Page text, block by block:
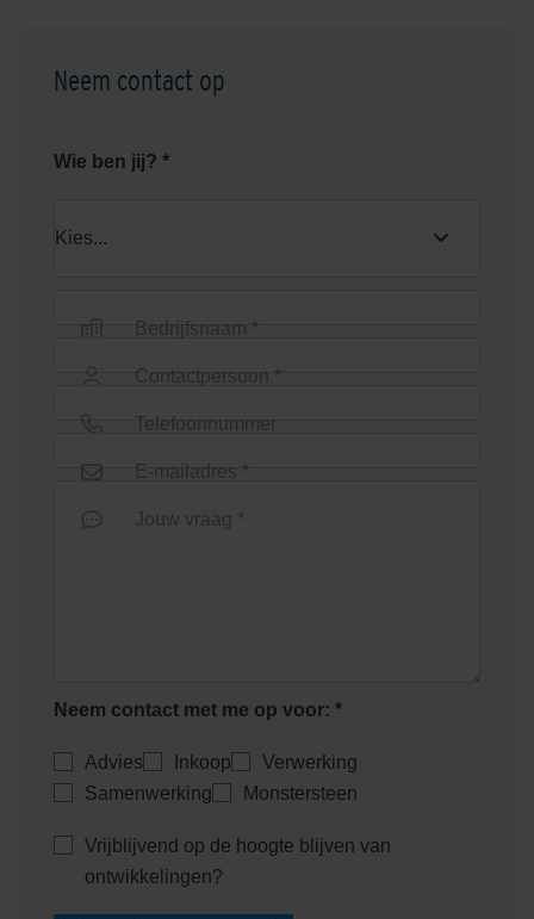
Neem contact op
Wie ben jij? *
Bedrijfsnaam *
Contactpersoon *
Telefoonnummer
E-mailadres *
Jouw vraag *
Neem contact met me op voor: *
Advies Inkoop
Verwerking
Samenwerking
Monstersteen
Vrijblijvend op de hoogte blijven van
ontwikkelingen?